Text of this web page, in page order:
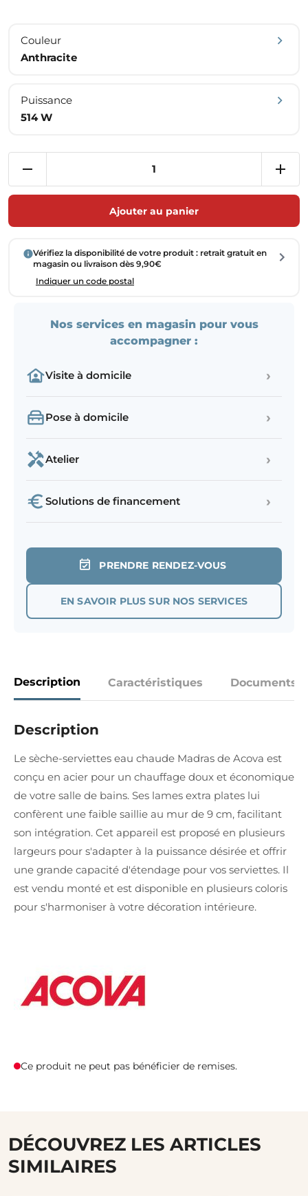
Couleur
Anthracite
Puissance
514 W
Ajouter au panier
Vérifiez la disponibilité de votre produit : retrait gratuit en
magasin ou livraison dès 9,90€
Indiquer un code postal
Nos services en magasin pour vous
accompagner :
Visite à domicile ›
Pose à domicile ›
Atelier ›
Solutions de financement ›
PRENDRE RENDEZ-VOUS
EN SAVOIR PLUS SUR NOS SERVICES
Description Caractéristiques Documents
Description
Le sèche-serviettes eau chaude Madras de Acova est
conçu en acier pour un chauffage doux et économique
de votre salle de bains. Ses lames extra plates lui
confèrent une faible saillie au mur de 9 cm, facilitant
son intégration. Cet appareil est proposé en plusieurs
largeurs pour s'adapter à la puissance désirée et offrir
une grande capacité d'étendage pour vos serviettes. Il
est vendu monté et est disponible en plusieurs coloris
pour s'harmoniser à votre décoration intérieure.
Ce produit ne peut pas bénéficier de remises.
DÉCOUVREZ LES ARTICLES
SIMILAIRES